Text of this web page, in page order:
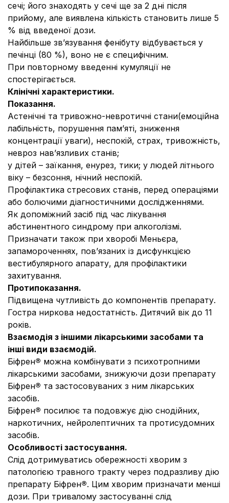
сечі; його знаходять у сечі ще за 2 дні після
прийому, але виявлена кількість становить лише 5
% від введеної дози.
Найбільше зв’язування фенібуту відбувається у
печінці (80 %), воно не є специфічним.
При повторному введенні кумуляції не
спостерігається.
Клінічні характеристики.
Показання.
Астенічні та тривожно-невротичні стани(емоційна
лабільність, порушення пам’яті, зниження
концентрації уваги), неспокій, страх, тривожність,
невроз нав’язливих станів;
у дітей – заїкання, енурез, тики; у людей літнього
віку – безсоння, нічний неспокій.
Профілактика стресових станів, перед операціями
або болючими діагностичними дослідженнями.
Як допоміжний засіб під час лікування
абстинентного синдрому при алкоголізмі.
Призначати також при хворобі Меньєра,
запамороченнях, пов’язаних із дисфункцією
вестибулярного апарату, для профілактики
захитування.
Протипоказання.
Підвищена чутливість до компонентів препарату.
Гостра ниркова недостатність. Дитячий вік до 11
років.
Взаємодія з іншими лікарськими засобами та
інші види взаємодій.
Біфрен® можна комбінувати з психотропними
лікарськими засобами, знижуючи дози препарату
Біфрен® та застосовуваних з ним лікарських
засобів.
Біфрен® посилює та подовжує дію снодійних,
наркотичних, нейролептичних та протисудомних
засобів.
Особливості застосування.
Слід дотримуватись обережності хворим з
патологією травного тракту через подразливу дію
препарату Біфрен®. Цим хворим призначати менші
дози. При тривалому застосуванні слід